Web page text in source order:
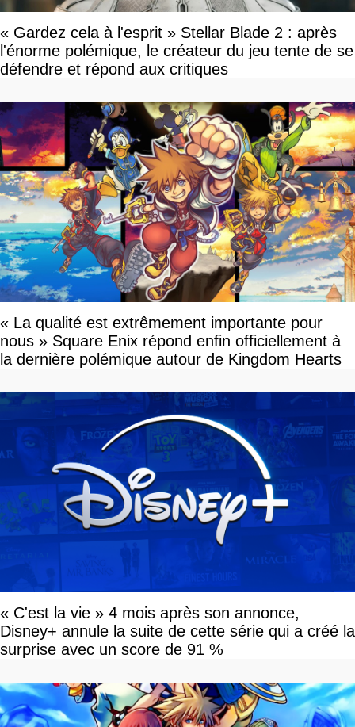
« Gardez cela à l'esprit » Stellar Blade 2 : après
l'énorme polémique, le créateur du jeu tente de se
défendre et répond aux critiques
« La qualité est extrêmement importante pour
nous » Square Enix répond enfin officiellement à
la dernière polémique autour de Kingdom Hearts
« C'est la vie » 4 mois après son annonce,
Disney+ annule la suite de cette série qui a créé la
surprise avec un score de 91 %